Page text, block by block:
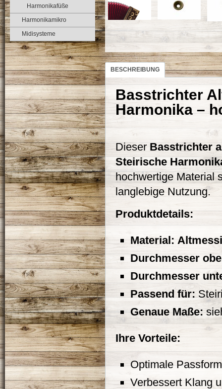
Harmonikafüße
Harmonikamikro
Midisysteme
BESCHREIBUNG
Basstrichter
Harmonika –
Dieser Basstrichter
Steirische
hochwertige Material
langlebige Nutzung.
Produktdetails:
Material:
Durchmesser
Durchmesser
Passend für:
Genaue Maße:
Ihre Vorteile:
Optimale
Verbessert Klang